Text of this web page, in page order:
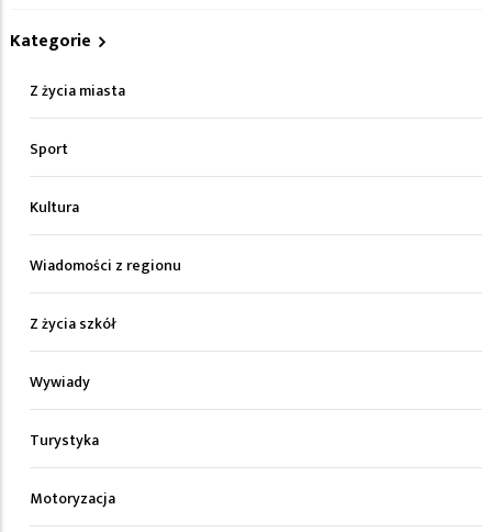
Kategorie
Z życia miasta
Sport
Kultura
Wiadomości z regionu
Z życia szkół
Wywiady
Turystyka
Motoryzacja